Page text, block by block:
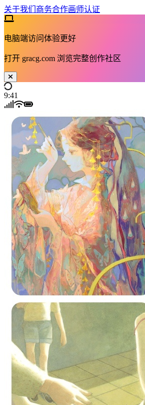
关于我们 商务合作画师认证
电脑端访问体验更好
打开 gracg.com 浏览完整创作社区
9:41